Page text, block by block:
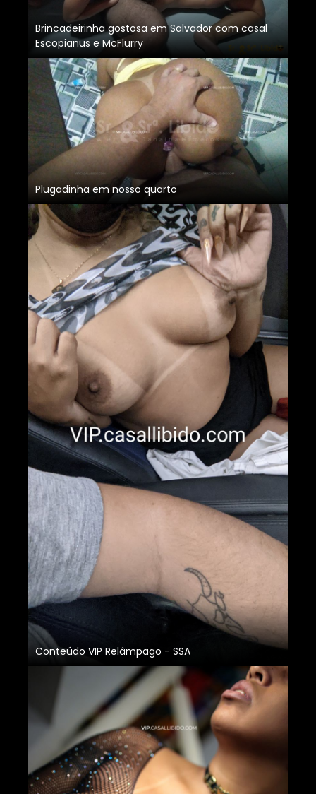
Brincadeirinha gostosa em Salvador com casal
Escopianus e McFlurry
Plugadinha em nosso quarto
Conteúdo VIP Relâmpago - SSA